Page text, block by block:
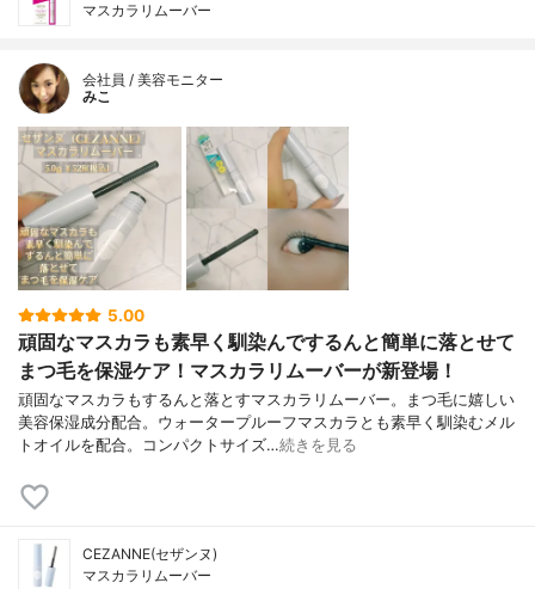
マスカラリムーバー
会社員 / 美容モニター
みこ
5.00
頑固なマスカラも素早く馴染んでするんと簡単に落とせて
まつ毛を保湿ケア！マスカラリムーバーが新登場！
頑固なマスカラもするんと落とすマスカラリムーバー。まつ毛に嬉しい
美容保湿成分配合。ウォータープルーフマスカラとも素早く馴染むメル
トオイルを配合。コンパクトサイズ…続きを見る
CEZANNE(セザンヌ)
マスカラリムーバー